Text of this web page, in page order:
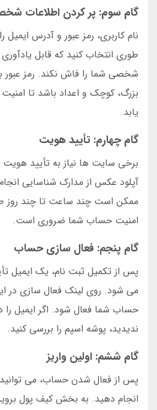
گام سوم: پر کردن اطلاعات
نام کاربری، رمز عبور و آدرس ایمیل
طوری انتخاب کنید که قابل
شخصی شما را فاش نکند. رمز عبور
بزرگ، کوچک و اعداد باشد تا
یابد.
گام چهارم: تأیید هویت
برخی سایت ها نیاز به تأیید هویت
آپلود عکس از مدارک شناسایی
ممکن است چند ساعت تا چند روز
امنیت حساب شما ضروری است.
گام پنجم: فعال سازی حساب
پس از تکمیل ثبت نام، یک ایمیل
می شود. روی لینک فعال سازی در
حساب شما فعال شود. اگر ایمیل
ندیدید، پوشه اسپم را بررسی کنید.
گام ششم: اولین واریز
پس از فعال شدن حساب، می توانید
انجام دهید. به بخش کیف پول